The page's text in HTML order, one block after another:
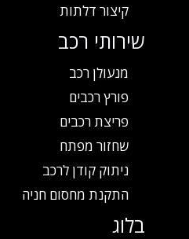
קיצור דלתות
שירותי רכב
מנעולן רכב
פורץ רכבים
פריצת רכבים
שחזור מפתח
ניתוק קודן לרכב
התקנת מחסום חניה
בלוג